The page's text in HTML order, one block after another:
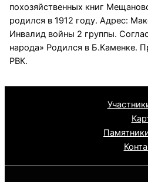
похозяйственных книг
родился в 1912 году. Адрес:
Инвалид войны 2 группы.
народа» Родился в Б.Каменке.
РВК.